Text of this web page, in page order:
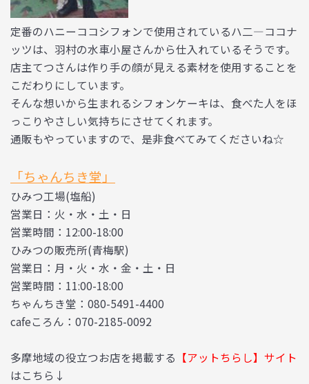
定番のハニーココシフォンで使用されているハ二―ココナ
ッツは、羽村の水車小屋さんから仕入れているそうです。
店主てつさんは作り手の顔が見える素材を使用することを
こだわりにしています。
そんな想いから生まれるシフォンケーキは、食べた人をほ
っこりやさしい気持ちにさせてくれます。
通販もやっていますので、是非食べてみてくださいね☆
「ちゃんちき堂」
ひみつ工場(塩船)
営業日：火・水・土・日
営業時間：12:00-18:00
ひみつの販売所(青梅駅)
営業日：月・火・水・金・土・日
営業時間：11:00-18:00
ちゃんちき堂：080-5491-4400
cafeころん：070-2185-0092
多摩地域の役立つお店を掲載する 【アットちらし】サイト
はこちら↓